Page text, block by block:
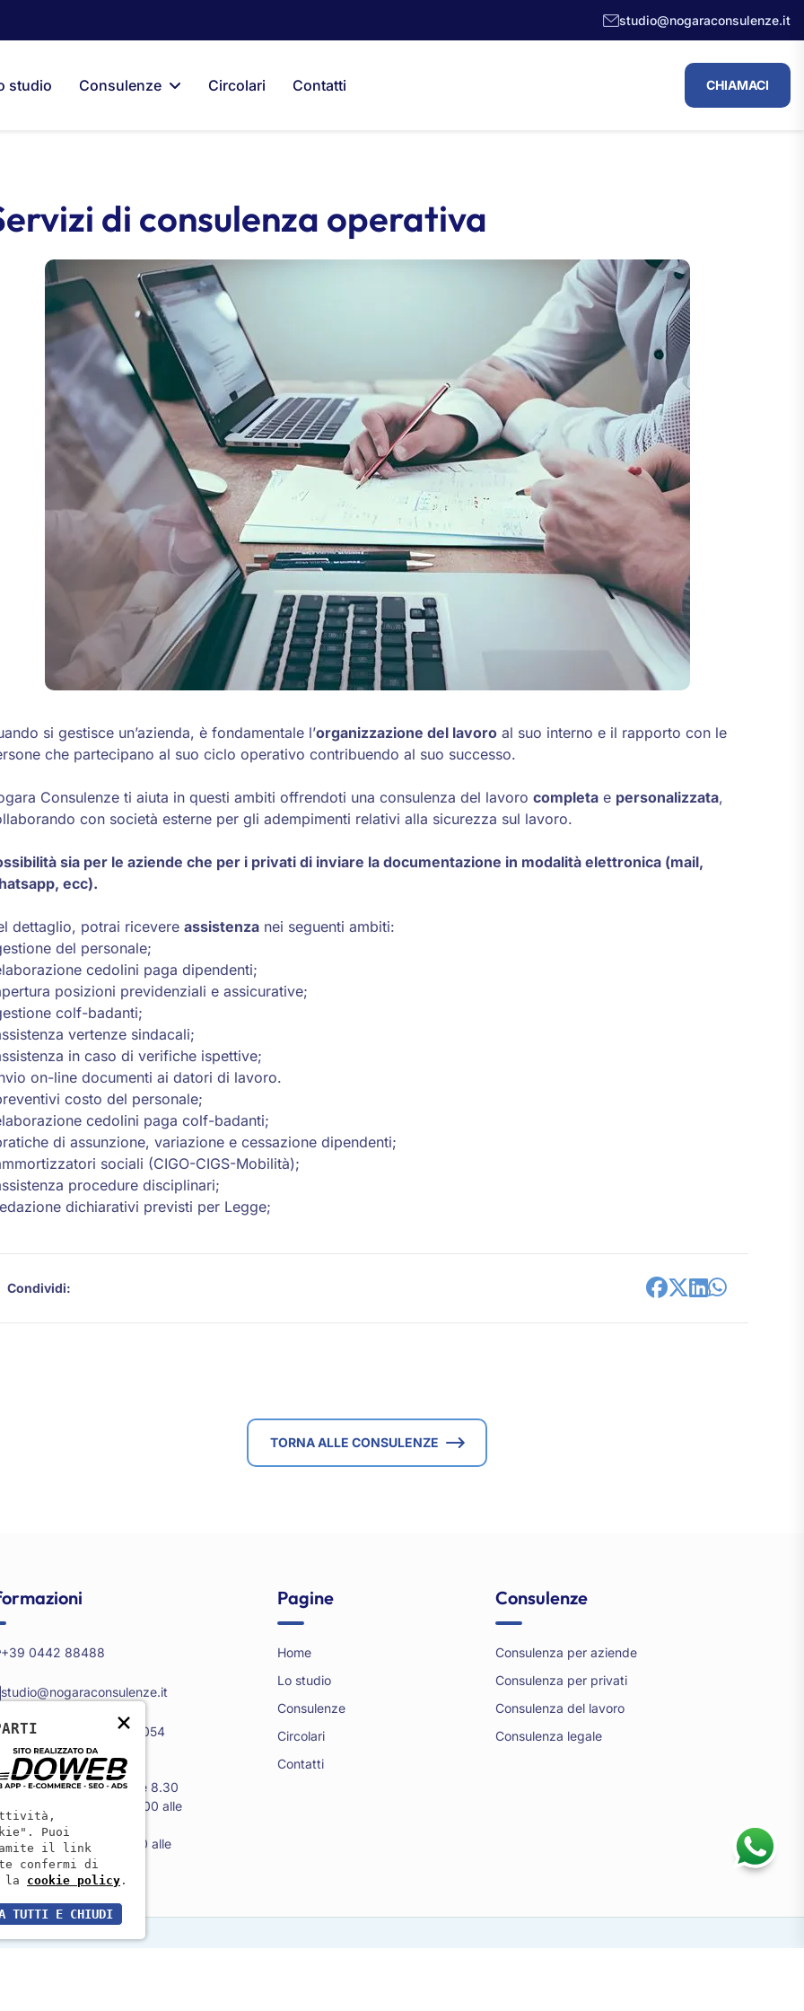
studio@nogaraconsulenze.it
studio Consulenze Circolari Contatti CHIAMACI
di consulenza operativa
si gestisce un’azienda, è fondamentale l’organizzazione del lavoro al suo interno e il rapporto con le
che partecipano al suo ciclo operativo contribuendo al suo successo.
Consulenze ti aiuta in questi ambiti offrendoti una consulenza del lavoro completa e personalizzata,
con società esterne per gli adempimenti relativi alla sicurezza sul lavoro.
sia per le aziende che per i privati di inviare la documentazione in modalità elettronica (mail,
ecc).
dettaglio, potrai ricevere assistenza nei seguenti ambiti:
del personale;
cedolini paga dipendenti;
posizioni previdenziali e assicurative;
colf-badanti;
vertenze sindacali;
in caso di verifiche ispettive;
on-line documenti ai datori di lavoro.
costo del personale;
cedolini paga colf-badanti;
di assunzione, variazione e cessazione dipendenti;
sociali (CIGO-CIGS-Mobilità);
procedure disciplinari;
dichiarativi previsti per Legge;
Condividi:
TORNA ALLE CONSULENZE
+39 0442 88488
studio@nogaraconsulenze.it
Via N. Costantini, 8 - 37054
Nogara VR
Lun - Mar - Gio: dalle ore 8.30
alle 12.30 e dalle ore 14.00 alle
ore 18.00
Mer - Ven: dalle ore 8.30 alle
12.30
Pagine
Home
Lo studio
Consulenze
Circolari
Contatti
Consulenze
Consulenza per aziende
Consulenza per privati
Consulenza del lavoro
Consulenza legale
×
Puoi
il link
confermi di
la cookie policy .
TUTTI E CHIUDI